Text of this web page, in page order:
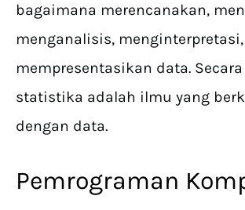
bagaimana merencanakan,
menganalisis,
mempresentasikan data.
statistika adalah ilmu yang
dengan data.
Pemrograman